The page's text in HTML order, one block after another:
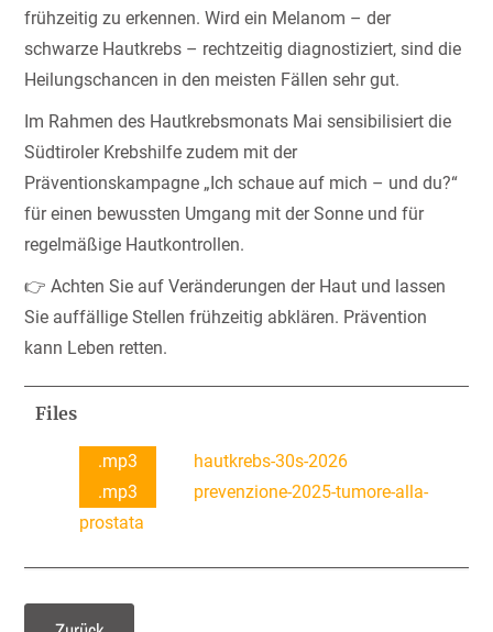
frühzeitig zu erkennen. Wird ein Melanom – der
schwarze Hautkrebs – rechtzeitig diagnostiziert, sind die
Heilungschancen in den meisten Fällen sehr gut.
Im Rahmen des Hautkrebsmonats Mai sensibilisiert die
Südtiroler Krebshilfe zudem mit der
Präventionskampagne „Ich schaue auf mich – und du?“
für einen bewussten Umgang mit der Sonne und für
regelmäßige Hautkontrollen.
👉 Achten Sie auf Veränderungen der Haut und lassen
Sie auffällige Stellen frühzeitig abklären. Prävention
kann Leben retten.
Files
.mp3
hautkrebs-30s-2026
.mp3
prevenzione-2025-tumore-alla-
prostata